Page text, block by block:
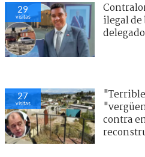
29
visitas
ilegal
27
visitas
contra